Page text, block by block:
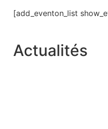
[add_eventon_list
Actualités